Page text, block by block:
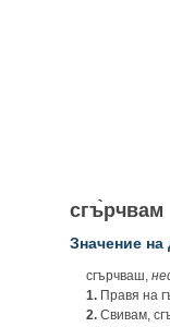
сгъ̀рчвам
Значение на
сгърчваш,
1. Правя на
2. Свивам,